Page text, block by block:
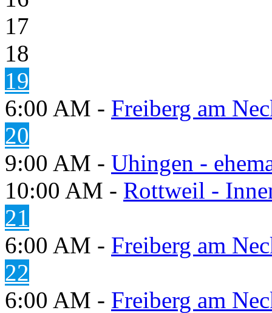
17
18
19
6:00 AM - Freiberg am
20
9:00 AM - Uhingen -
10:00 AM - Rottweil -
21
6:00 AM - Freiberg am
22
6:00 AM - Freiberg am